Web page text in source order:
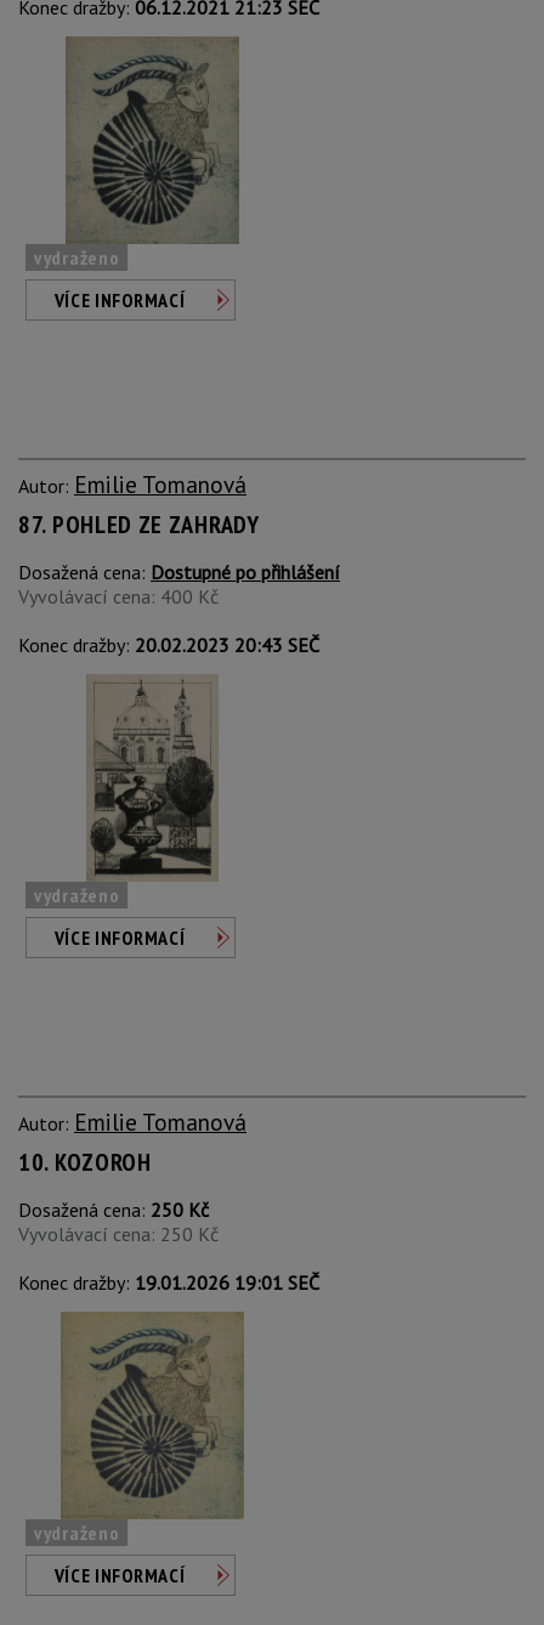
Konec dražby: 06.12.2021 21:23 SEČ
vydraženo
VÍCE INFORMACÍ
Autor: Emilie Tomanová
87. POHLED ZE ZAHRADY
Dosažená cena: Dostupné po přihlášení
Vyvolávací cena: 400 Kč
Konec dražby: 20.02.2023 20:43 SEČ
vydraženo
VÍCE INFORMACÍ
Autor: Emilie Tomanová
10. KOZOROH
Dosažená cena: 250 Kč
Vyvolávací cena: 250 Kč
Konec dražby: 19.01.2026 19:01 SEČ
vydraženo
VÍCE INFORMACÍ